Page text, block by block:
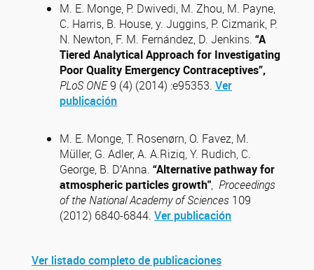
M. E. Monge, P. Dwivedi, M. Zhou, M. Payne,
C. Harris, B. House, y. Juggins, P. Cizmarik, P.
N. Newton, F. M. Fernández, D. Jenkins. “A
Tiered Analytical Approach for Investigating
Poor Quality Emergency Contraceptives”,
PLoS ONE9 (4) (2014) :e95353. Ver
publicación
M. E. Monge, T. Rosenørn, O. Favez, M.
Müller, G. Adler, A. A.Riziq, Y. Rudich, C.
George, B. D’Anna. “Alternative pathway for
atmospheric particles growth", Proceedings
of the National Academy of Sciences 109
(2012) 6840-6844. Ver publicación
Ver listado completo de publicaciones